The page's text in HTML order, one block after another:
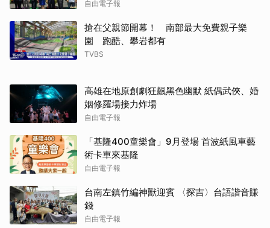
自由電子報
搶在父親節開幕！ 南部最大免費親子樂
園 跑酷、攀岩都有
TVBS
高雄在地原創劇狂飆黑色幽默 紙偶武俠、婚
姻修羅場接力炸場
自由電子報
「基隆400童樂會」9月登場 首波紙風車藝
術卡車來基隆
自由電子報
台南左鎮竹編神獸迎賓 〈探吉〉台語諧音賺
錢
自由電子報